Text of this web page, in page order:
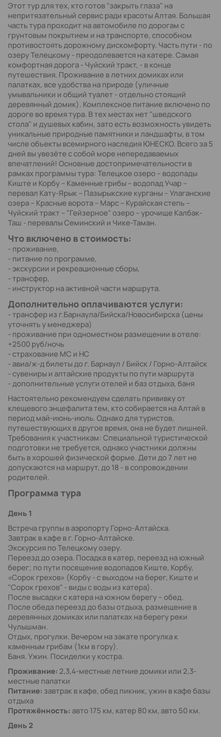
Этот тур для тех, кто готов "закрыть глаза" на
непритязательный сервис ради красоты Алтая. Большая
часть тура проходит на автомобиле по дорогам с
грунтовым покрытием и на транспорте, способном
противостоять дорожному дискомфорту. Часть пути - по
озеру Телецкому - преодолевается на катере. Самая
комфортная дорога - Чуйский тракт, - в конце
путешествия. Проживание в летних домиках или
палатках, все удобства на природе (уличные
умывальники и общий туалет - отдельно стоящий
деревянный домик). Комплексное питание включено по
дороге во время тура. В тех местах нет "шведского
стола" и душевых кабин, зато есть возможность увидеть
уникальные природные памятники и ландшафты, в том
числе объекты всемирного наследия ЮНЕСКО. Всего за 5
дней вы увезёте с собой море непередаваемых
впечатлений! Основные достопримечательности в
рамках программы тура: Телецкое озеро – водопады
Киште и Корбу – Каменные грибы – водопад Учар –
перевал Кату-Ярык – Пазырыкские курганы – Улаганские
озера – Красные ворота – Марс – Курайская степь –
Чуйский тракт – "Гейзерное" озеро – урочище Калбак-
Таш - перевалы Семинский и Чике-Таман.
Что включено в стоимость:
- проживание,
- питание по программе,
- экскурсии и рекреационные сборы,
- трансфер,
- инструктор на активной части маршрута.
Дополнительно оплачиваются услуги:
- трансфер из г.Барнаула/Бийска/Новосибирска (цены
уточнять у менеджера)
- проживание при одноместном размещении в отеле:
+2500 руб/ночь
- страхование МС и НС
- авиа/ж-д билеты до г. Барнаул / Бийск / Горно-Алтайск
- сувениры и алтайские продукты по пути маршрута
- дополнительные услуги отелей и баз отдыха, баня
Настоятельно рекомендуем сделать прививку от
клещевого энцефалита тем, кто собирается на Алтай в
период май-июнь-июль. Однако для туристов,
путешествующих в другое время, она не будет лишней.
Требования к участникам: Специальной туристической
подготовки не требуется, однако участники должны
быть в хорошей физической форме. Дети до 7 лет не
допускаются на маршрут, до 18 - в сопровождении
родителей.
Программа тура
День 1
Встреча группы в аэропорту Горно-Алтайска.
Завтрак в кафе в г. Горно-Алтайске.
Экскурсия по Телецкому озеру.
Переезд до озера. Посадка в катер, переезд на южный
берег; по пути посещение водопадов Киште, Корбу,
«Сорок грехов» (Корбу - с выходом на берег, Киште и
"Сорок грехов" - виды с воды из катера).
После высадки с катера на южном берегу – обед.
После обеда переезд до базы отдыха, размещение в
деревянных домиках или палатках на берегу реки
Чулышман.
Отдых, прогулки. Вечером на закате прогулка к
каменным грибам (1км в гору).
Баня. Ужин. Посиделки у костра.
Проживание: 2,3,4-местные летние домики или 2,3-
местные палатки
Питание:завтрак в кафе, обед пикник, ужин в кафе базы
отдыха
Протяжённость:авто 175 км, катер 80 км, авто 50 км.
День 2